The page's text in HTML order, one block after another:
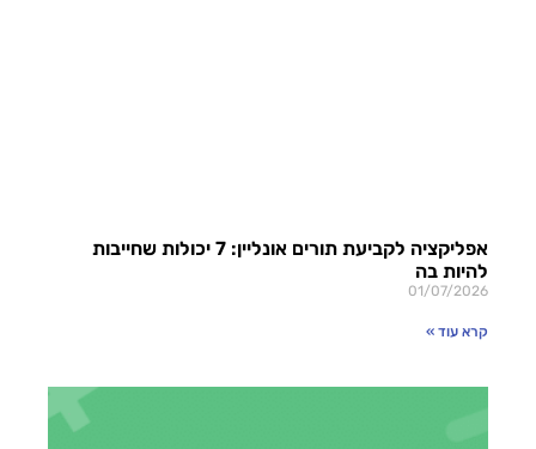
אפליקציה לקביעת תורים אונליין: 7 יכולות שחייבות
להיות בה
01/07/2026
קרא עוד »